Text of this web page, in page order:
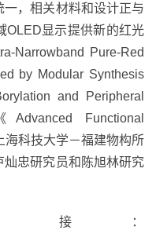
一，相关材料和设计正与
OLED显示提供新的红光
Narrowband Pure-Red
by Modular Synthesis
and Peripheral
Advanced Functional
海科技大学－福建物构所
忠研究员和陈旭林研究
接：